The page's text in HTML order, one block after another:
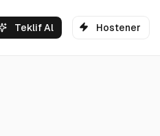
Teklif Al Hostener